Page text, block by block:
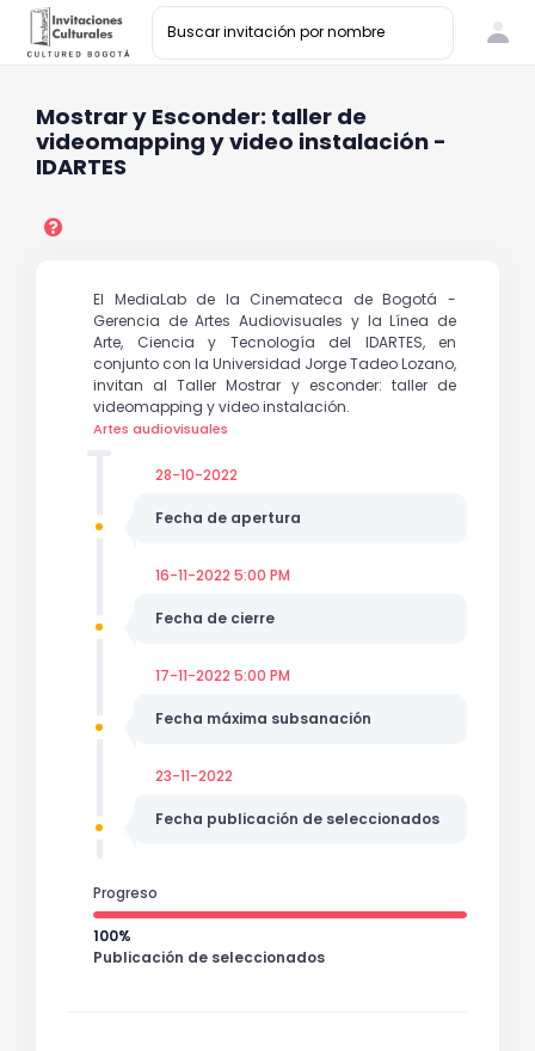
Mostrar y Esconder: taller de
videomapping y video instalación -
IDARTES
El MediaLab de la Cinemateca de Bogotá -
Gerencia de Artes Audiovisuales y la Línea de
Arte, Ciencia y Tecnología del IDARTES, en
conjunto con la Universidad Jorge Tadeo Lozano,
invitan al Taller Mostrar y esconder: taller de
videomapping y video instalación.
Artes audiovisuales
28-10-2022
Fecha de apertura
16-11-2022 5:00 PM
Fecha de cierre
17-11-2022 5:00 PM
Fecha máxima subsanación
23-11-2022
Fecha publicación de seleccionados
Progreso
100%
Publicación de seleccionados